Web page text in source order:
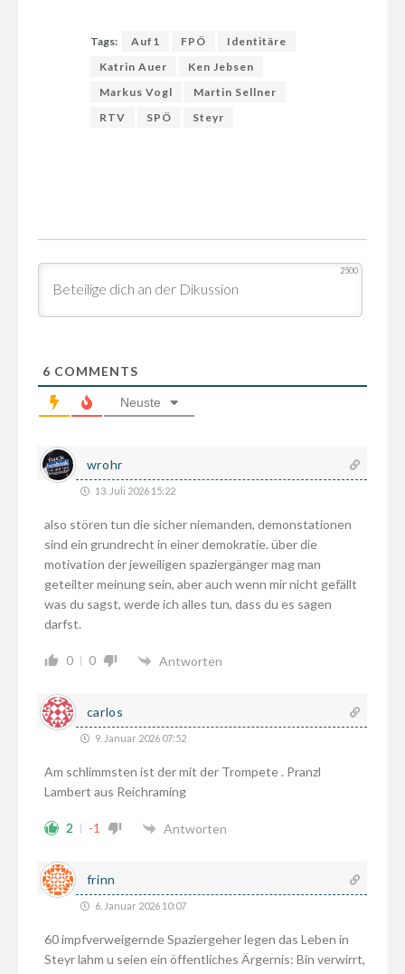
Tags: Auf1 FPÖ
Identitäre
Katrin Auer
Ken Jebsen
Markus Vogl
Martin Sellner
RTV
SPÖ Steyr
2500
6 COMMENTS
Neuste
wrohr
13. Juli 2026 15:22
also stören tun die sicher niemanden, demonstationen
sind ein grundrecht in einer demokratie. über die
motivation der jeweiligen spaziergänger mag man
geteilter meinung sein, aber auch wenn mir nicht gefällt
was du sagst, werde ich alles tun, dass du es sagen
darfst.
0 0 Antworten
carlos
9. Januar 2026 07:52
Am schlimmsten ist der mit der Trompete . Pranzl
Lambert aus Reichraming
2 -1 Antworten
frinn
6. Januar 2026 10:07
60 impfverweigernde Spaziergeher legen das Leben in
Steyr lahm u seien ein öffentliches Ärgernis: Bin verwirrt,